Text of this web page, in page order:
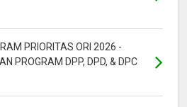
PRIORITAS ORI 2026 -
PROGRAM DPP, DPD, & DPC